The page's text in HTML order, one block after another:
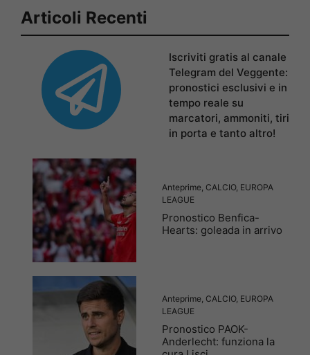
Articoli Recenti
Iscriviti gratis al canale
Telegram del Veggente:
pronostici esclusivi e in
tempo reale su
marcatori, ammoniti, tiri
in porta e tanto altro!
Anteprime CALCIO, EUROPA
LEAGUE
Pronostico Benfica-
Hearts: goleada in arrivo
Anteprime CALCIO, EUROPA
LEAGUE
Pronostico PAOK-
Anderlecht: funziona la